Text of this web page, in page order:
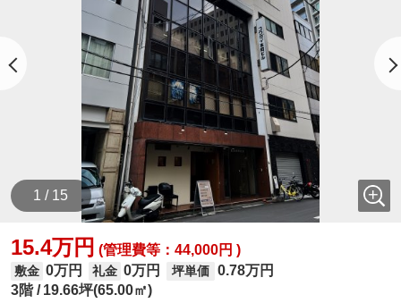
1 / 15
15.4万円 (管理費等：44,000円 )
敷金 0万円 礼金 0万円 坪単価 0.78万円
3階
19.66坪(65.00㎡)